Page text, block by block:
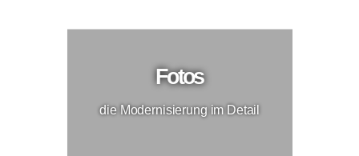
Fotos
die Modernisierung im Detail